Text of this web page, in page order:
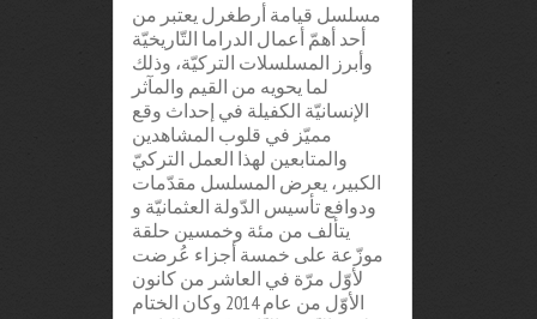
مسلسل قيامة أرطغرل يعتبر من
أحد أهمّ أعمال الدراما التّاريخيّة
وأبرز المسلسلات التركيّة، وذلك
لما يحويه من القيم والمآثر
الإنسانيّة الكفيلة في إحداث وقع
مميّز في قلوب المشاهدين
والمتابعين لهذا العمل التركيّ
الكبير، يعرض المسلسل مقدّمات
ودوافع تأسيس الدّولة العثمانيّة و
يتألف من مئة وخمسين حلقة
موزّعة على خمسة أجزاء عُرضت
لأوّل مرّة في العاشر من كانون
الأوّل من عام 2014 وكان الختام